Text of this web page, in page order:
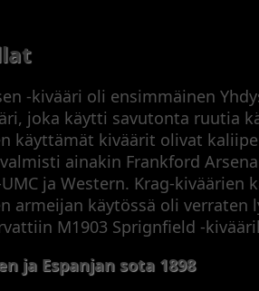
-kivääri oli ensimmäinen
joka käytti savutonta ruutia
käyttämät kiväärit olivat
ainakin Frankford
ja Western. Krag-kiväärien
armeijan käytössä oli verraten
M1903 Sprignfield -
ja Espanjan sota 1898